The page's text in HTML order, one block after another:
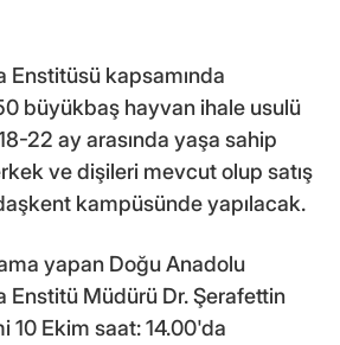
Enstitüsü kapsamında
büyükbaş hayvan ihale usulü
22 ay arasında yaşa sahip
ve dişileri mevcut olup satış
kampüsünde yapılacak.
yapan Doğu Anadolu
Enstitü Müdürü Dr. Şerafettin
10 Ekim saat: 14.00'da